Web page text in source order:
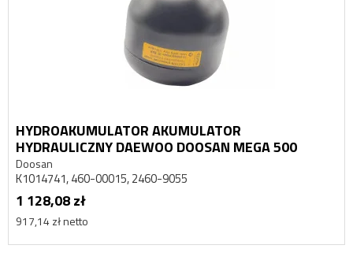
HYDROAKUMULATOR AKUMULATOR
HYDRAULICZNY DAEWOO DOOSAN MEGA 500
Doosan
K1014741, 460-00015, 2460-9055
1 128,08 zł
917,14 zł netto